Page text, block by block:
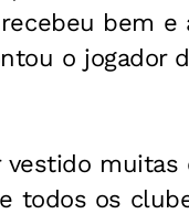
bem e
o jogador
vestido muitas
todos os